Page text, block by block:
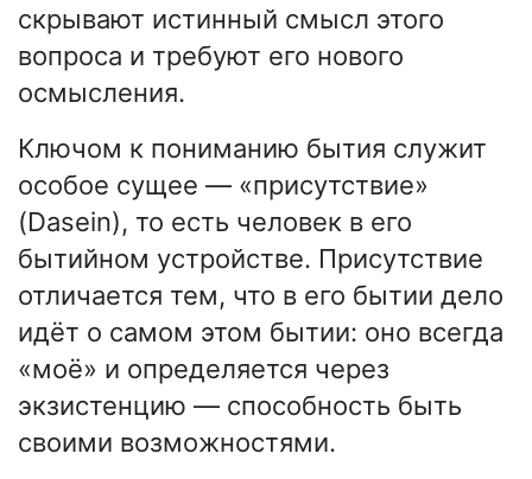
скрывают истинный смысл этого
вопроса и требуют его нового
осмысления.
Ключом к пониманию бытия служит
особое сущее — «присутствие»
(Dasein), то есть человек в его
бытийном устройстве. Присутствие
отличается тем, что в его бытии дело
идёт о самом этом бытии: оно всегда
«моё» и определяется через
экзистенцию — способность быть
своими возможностями.